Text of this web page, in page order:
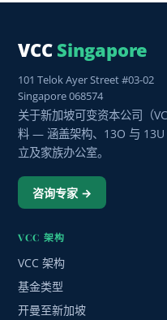
VCC Singapore
101 Telok Ayer Street #03-02
Singapore 068574
关于新加坡可变资本公司（
料 — 涵盖架构、13O 与 13U
立及家族办公室。
咨询专家 →
VCC 架构
VCC 架构
基金类型
开曼至新加坡